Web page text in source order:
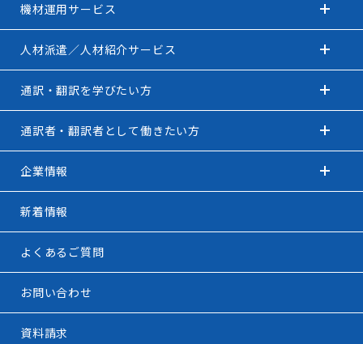
新着情報
よくあるご質問
お問い合わせ
資料請求
機材運用サービス
人材派遣／人材紹介サービス
企業情報
通訳・翻訳を学びたい方
通訳者・翻訳者として働きたい方